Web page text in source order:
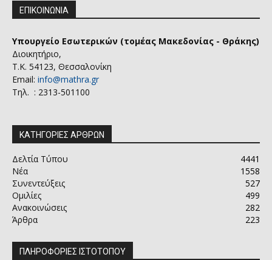
ΕΠΙΚΟΙΝΩΝΙΑ
Υπουργείο Εσωτερικών (τομέας Μακεδονίας - Θράκης)
Διοικητήριο,
Τ.Κ. 54123, Θεσσαλονίκη
Email: info@mathra.gr
Τηλ. : 2313-501100
ΚΑΤΗΓΟΡΙΕΣ ΑΡΘΡΩΝ
Δελτία Τύπου
4441
Νέα
1558
Συνεντεύξεις
527
Ομιλίες
499
Ανακοινώσεις
282
Άρθρα
223
ΠΛΗΡΟΦΟΡΙΕΣ ΙΣΤΟΤΟΠΟΥ